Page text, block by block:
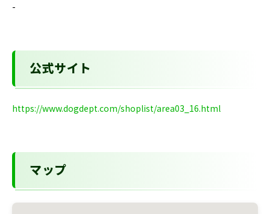
-
公式サイト
https://www.dogdept.com/shoplist/area03_16.html
マップ